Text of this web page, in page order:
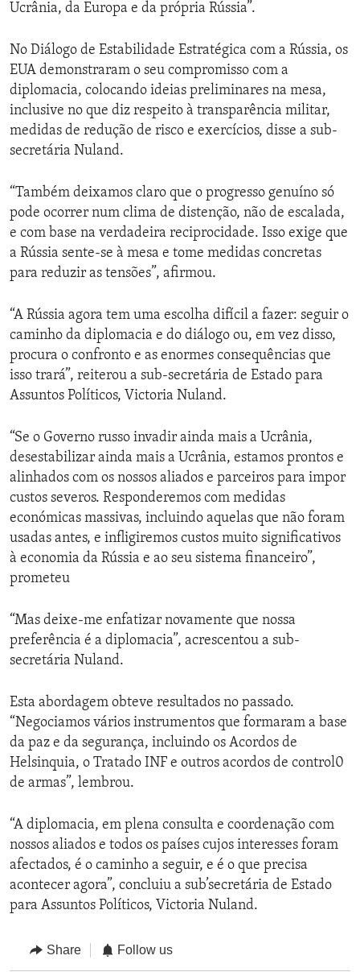
Ucrânia, da Europa e da própria Rússia”.
No Diálogo de Estabilidade Estratégica com a Rússia, os
EUA demonstraram o seu compromisso com a
diplomacia, colocando ideias preliminares na mesa,
inclusive no que diz respeito à transparência militar,
medidas de redução de risco e exercícios, disse a sub-
secretária Nuland.
“Também deixamos claro que o progresso genuíno só
pode ocorrer num clima de distenção, não de escalada,
e com base na verdadeira reciprocidade. Isso exige que
a Rússia sente-se à mesa e tome medidas concretas
para reduzir as tensões”, afirmou.
“A Rússia agora tem uma escolha difícil a fazer: seguir o
caminho da diplomacia e do diálogo ou, em vez disso,
procura o confronto e as enormes consequências que
isso trará”, reiterou a sub-secretária de Estado para
Assuntos Políticos, Victoria Nuland.
“Se o Governo russo invadir ainda mais a Ucrânia,
desestabilizar ainda mais a Ucrânia, estamos prontos e
alinhados com os nossos aliados e parceiros para impor
custos severos. Responderemos com medidas
económicas massivas, incluindo aquelas que não foram
usadas antes, e infligiremos custos muito significativos
à economia da Rússia e ao seu sistema financeiro”,
prometeu
“Mas deixe-me enfatizar novamente que nossa
preferência é a diplomacia”, acrescentou a sub-
secretária Nuland.
Esta abordagem obteve resultados no passado.
“Negociamos vários instrumentos que formaram a base
da paz e da segurança, incluindo os Acordos de
Helsinquia, o Tratado INF e outros acordos de control0
de armas”, lembrou.
“A diplomacia, em plena consulta e coordenação com
nossos aliados e todos os países cujos interesses foram
afectados, é o caminho a seguir, e é o que precisa
acontecer agora”, concluiu a sub’secretária de Estado
para Assuntos Políticos, Victoria Nuland.
Share Follow us